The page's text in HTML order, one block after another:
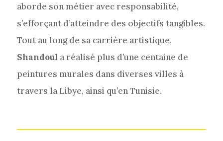
aborde son métier avec responsabilité,
s’efforçant d’atteindre des objectifs tangibles.
Tout au long de sa carrière artistique,
Shandoul a réalisé plus d’une centaine de
peintures murales dans diverses villes à
travers la Libye, ainsi qu’en Tunisie.